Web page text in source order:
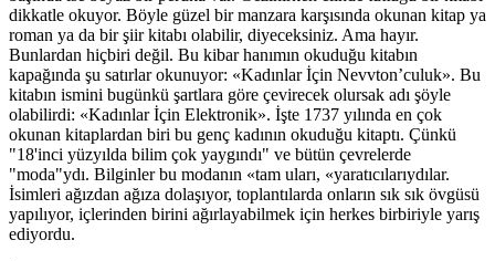
dikkatle okuyor. Böyle güzel bir manzara karşısında okunan kitap ya
roman ya da bir şiir kitabı olabilir, diyeceksiniz. Ama hayır.
Bunlardan hiçbiri değil. Bu kibar hanımın okuduğu kitabın
kapağında şu satırlar okunuyor: «Kadınlar İçin Nevvton’culuk». Bu
kitabın ismini bugünkü şartlara göre çevirecek olursak adı şöyle
olabilirdi: «Kadınlar İçin Elektronik». İşte 1737 yılında en çok
okunan kitaplardan biri bu genç kadının okuduğu kitaptı. Çünkü
"18'inci yüzyılda bilim çok yaygındı" ve bütün çevrelerde
"moda"ydı. Bilginler bu modanın «tam uları, «yaratıcılarıydılar.
İsimleri ağızdan ağıza dolaşıyor, toplantılarda onların sık sık övgüsü
yapılıyor, içlerinden birini ağırlayabilmek için herkes birbiriyle yarış
ediyordu.